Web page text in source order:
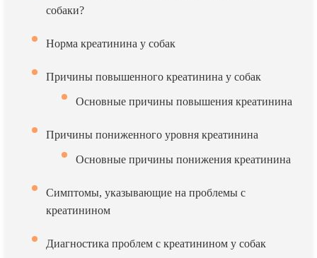
собаки?
Норма креатинина у собак
Причины повышенного креатинина у собак
Основные причины повышения креатинина
Причины пониженного уровня креатинина
Основные причины понижения креатинина
Симптомы, указывающие на проблемы с
креатинином
Диагностика проблем с креатинином у собак